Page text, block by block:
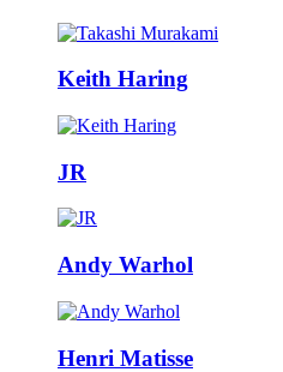
Keith Haring
JR
Andy Warhol
Henri Matisse